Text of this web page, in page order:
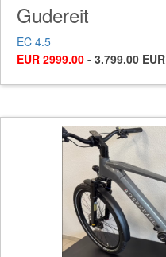
Gudereit
EC 4.5
EUR 2999.00 - 3.799.00 EUR